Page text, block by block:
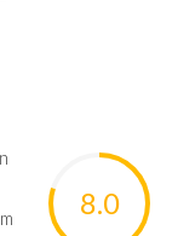
8.0